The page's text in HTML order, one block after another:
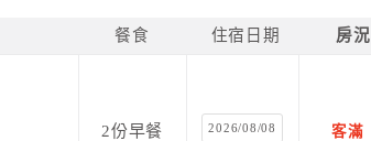
餐食 住宿日期 房況
2份早餐 2026/08/08 客滿